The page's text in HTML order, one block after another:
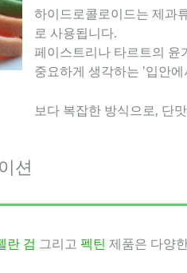
하이드로콜로이드는 제과
로 사용됩니다.
페이스트리나 타르트의 윤
중요하게 생각하는 '입안
보다 복잡한 방식으로, 단
션
란 검 그리고펙틴 제품은 다양